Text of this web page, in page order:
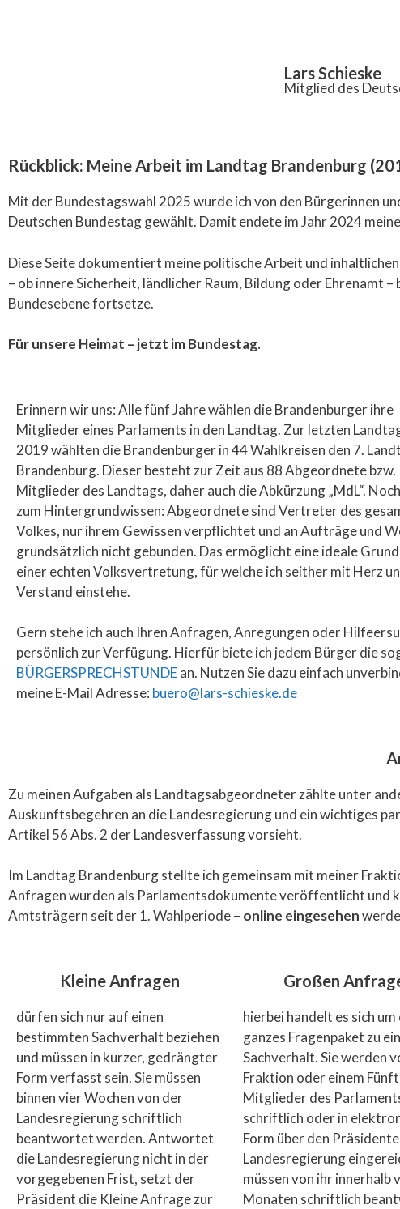
Lars Schieske
Mitglied des
Rückblick: Meine Arbeit im Landtag Brandenburg
Mit der Bundestagswahl 2025 wurde ich von den Bürgerinnen
Deutschen Bundestag gewählt. Damit endete im Jahr 2024
Diese Seite dokumentiert meine politische Arbeit und
– ob innere Sicherheit, ländlicher Raum, Bildung oder Ehrenamt
Bundesebene fortsetze.
Für unsere Heimat – jetzt im Bundestag.
Erinnern wir uns: Alle fünf Jahre wählen die Brandenburger ihre
Mitglieder eines Parlaments in den Landtag. Zur letzten
2019 wählten die Brandenburger in 44 Wahlkreisen den 7.
Brandenburg. Dieser besteht zur Zeit aus 88 Abgeordnete bzw.
Mitglieder des Landtags, daher auch die Abkürzung „MdL“.
zum Hintergrundwissen: Abgeordnete sind Vertreter des
Volkes, nur ihrem Gewissen verpflichtet und an Aufträge und
grundsätzlich nicht gebunden. Das ermöglicht eine ideale
einer echten Volksvertretung, für welche ich seither mit Herz
Verstand einstehe.
Gern stehe ich auch Ihren Anfragen, Anregungen oder
persönlich zur Verfügung. Hierfür biete ich jedem Bürger die
BÜRGERSPRECHSTUNDEan. Nutzen Sie dazu einfach
meine E-Mail Adresse: buero@lars-schieske.de
Zu meinen Aufgaben als Landtagsabgeordneter zählte unter
Auskunftsbegehren an die Landesregierung und ein wichtiges
Artikel 56 Abs. 2 der Landesverfassung vorsieht.
Im Landtag Brandenburg stellte ich gemeinsam mit meiner
Anfragen wurden als Parlamentsdokumente veröffentlicht und
Amtsträgern seit der 1. Wahlperiode – online eingesehen
Kleine Anfragen
dürfen sich nur auf einen
bestimmten Sachverhalt beziehen
und müssen in kurzer, gedrängter
Form verfasst sein. Sie müssen
binnen vier Wochen von der
Landesregierung schriftlich
beantwortet werden. Antwortet
die Landesregierung nicht in der
vorgegebenen Frist, setzt der
Präsident die Kleine Anfrage zur
Großen
hierbei handelt es sich um
ganzes Fragenpaket zu
Sachverhalt. Sie werden
Fraktion oder einem
Mitglieder des
schriftlich oder in
Form über den
Landesregierung
müssen von ihr innerhalb
Monaten schriftlich